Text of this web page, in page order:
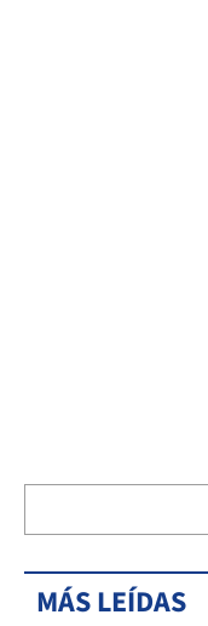
MÁS LEÍDAS